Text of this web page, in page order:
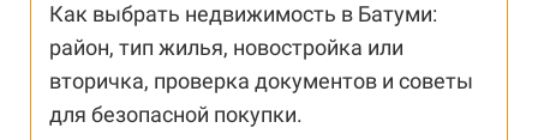
Как выбрать недвижимость в Батуми:
район, тип жилья, новостройка или
вторичка, проверка документов и советы
для безопасной покупки.